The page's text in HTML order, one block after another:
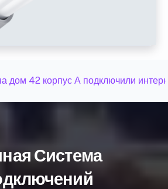
дом 42 корпус А подключили
Система